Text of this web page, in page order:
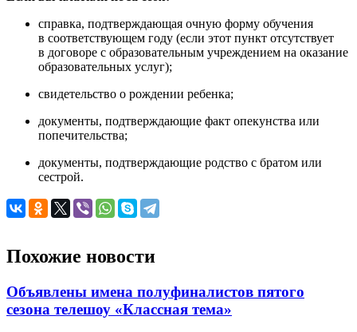
справка, подтверждающая очную форму обучения
в соответствующем году (если этот пункт отсутствует
в договоре с образовательным учреждением на оказание
образовательных услуг);
свидетельство о рождении ребенка;
документы, подтверждающие факт опекунства или
попечительства;
документы, подтверждающие родство с братом или
сестрой.
Похожие новости
Объявлены имена полуфиналистов пятого
сезона телешоу «Классная тема»